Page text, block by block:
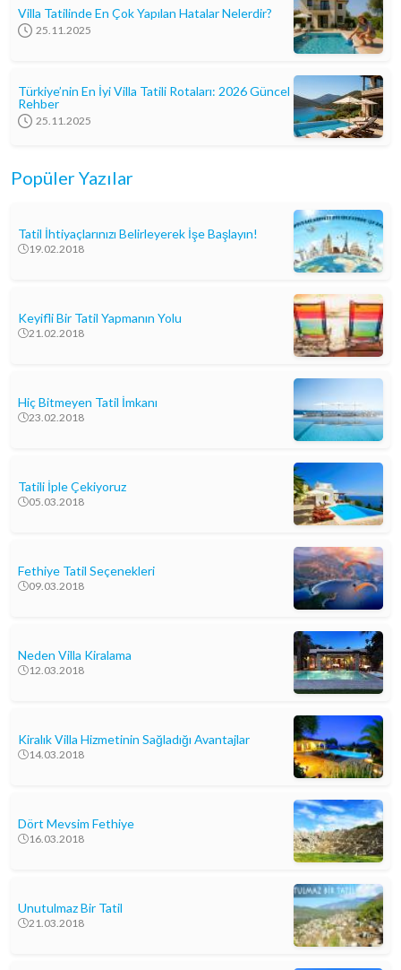
Villa Tatilinde En Çok Yapılan Hatalar Nelerdir?
25.11.2025
Türkiye’nin En İyi Villa Tatili Rotaları: 2026 Güncel
Rehber
25.11.2025
Popüler Yazılar
Tatil İhtiyaçlarınızı Belirleyerek İşe Başlayın!
19.02.2018
Keyifli Bir Tatil Yapmanın Yolu
21.02.2018
Hiç Bitmeyen Tatil İmkanı
23.02.2018
Tatili İple Çekiyoruz
05.03.2018
Fethiye Tatil Seçenekleri
09.03.2018
Neden Villa Kiralama
12.03.2018
Kiralık Villa Hizmetinin Sağladığı Avantajlar
14.03.2018
Dört Mevsim Fethiye
16.03.2018
Unutulmaz Bir Tatil
21.03.2018